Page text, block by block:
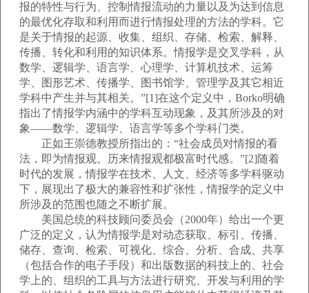
报的特性与行为、控制情报流动的力量以及为达到信息
的最优化存取和利用而进行情报处理的方法的学科。它
是关于情报的起源、收集、组织、存储、检索、解释、
传播、转化和利用的知识体系。情报学是交叉学科，从
数学、逻辑学、语言学、心理学、计算机技术、运筹
学、图形艺术、传播学、图书馆学、管理学及其它相近
学科中产生并与其相关。”[1]在这个定义中，Borko明确
指出了情报学内涵中的学科互动现象，及其所涉及的对
象——数学、逻辑学、语言学等多个学科门类。
正如王崇德教授所指出的：“社会成员对情报的看
法，即为情报观。历来情报观都极富时代感。”[2]随着
时代的发展，情报学在技术、人文、经济等多学科驱动
下，展现出了极大的兼容性和扩张性，情报学的定义中
所涉及的范围也随之不断扩展。
美国总统的科技顾问委员会（2000年）给出一个更
广泛的定义，认为情报学是对动态获取、标引、传播、
储存、查询、检索、可视化、综合、分析、合成、共享
（包括合作的电子手段）和出版数据的科技上的、社会
学上的、组织的工具与方法进行研究、开发与利用的学